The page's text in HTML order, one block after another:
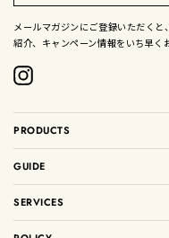
ア
レ
ス
入
力
メールマガジンにご登録いただく
紹介、キャンペーン情報をいち早く
PRODUCTS
GUIDE
SERVICES